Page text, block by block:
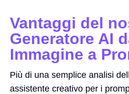
Vantaggi del
Generatore AI
Immagine a
Più di una semplice analisi
assistente creativo per i